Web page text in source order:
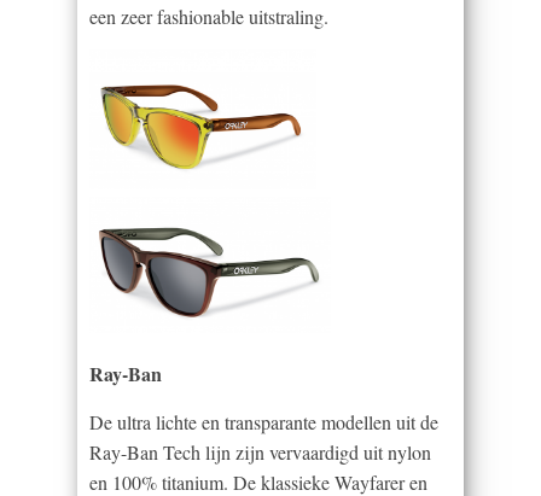
een zeer fashionable uitstraling.
Ray-Ban
De ultra lichte en transparante modellen uit de
Ray-Ban Tech lijn zijn vervaardigd uit nylon
en 100% titanium. De klassieke Wayfarer en